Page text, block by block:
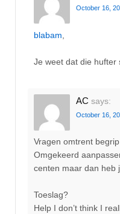
October 16,
blabam
Je weet dat die hufter
AC says:
October 16,
Vragen omtrent begrip
Omgekeerd
centen maar dan heb
Toeslag?
Help I don’t think I